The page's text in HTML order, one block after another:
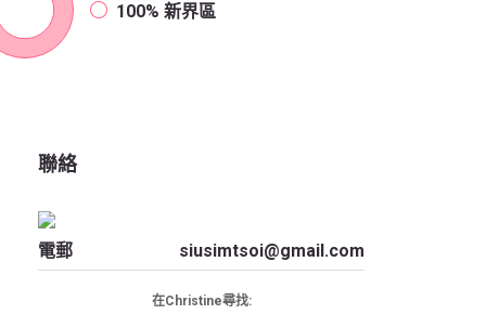
100% 新界區
聯絡
電郵 siusimtsoi@gmail.com
在Christine尋找: